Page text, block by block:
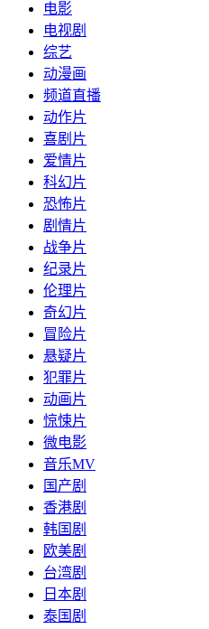
电影
电视剧
综艺
动漫画
频道直播
动作片
喜剧片
爱情片
科幻片
恐怖片
剧情片
战争片
纪录片
伦理片
奇幻片
冒险片
悬疑片
犯罪片
动画片
惊悚片
微电影
音乐MV
国产剧
香港剧
韩国剧
欧美剧
台湾剧
日本剧
泰国剧